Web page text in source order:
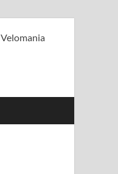
Velomania